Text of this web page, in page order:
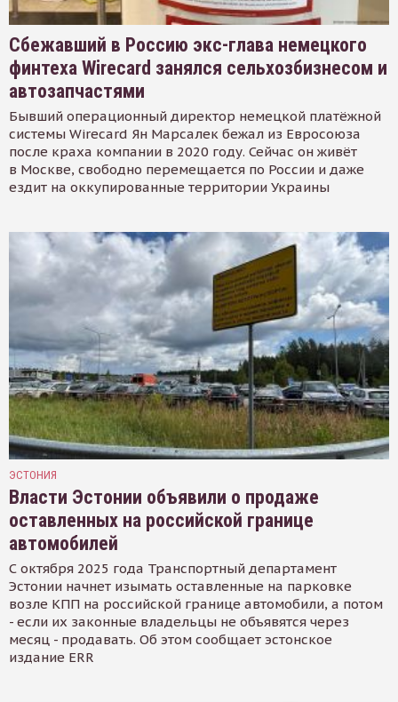
Сбежавший в Россию экс-глава немецкого
финтеха Wirecard занялся сельхозбизнесом и
автозапчастями
Бывший операционный директор немецкой платёжной
системы Wirecard Ян Марсалек бежал из Евросоюза
после краха компании в 2020 году. Сейчас он живёт
в Москве, свободно перемещается по России и даже
ездит на оккупированные территории Украины
ЭСТОНИЯ
Власти Эстонии объявили о продаже
оставленных на российской границе
автомобилей
С октября 2025 года Транспортный департамент
Эстонии начнет изымать оставленные на парковке
возле КПП на российской границе автомобили, а потом
- если их законные владельцы не объявятся через
месяц - продавать. Об этом сообщает эстонское
издание ERR